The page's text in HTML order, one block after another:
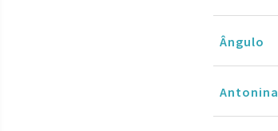
Ângulo
Antonina